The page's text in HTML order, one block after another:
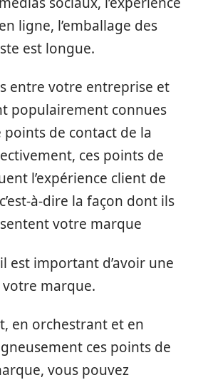
ligne, l’emballage des
est longue.
entre votre entreprise et
populairement connues
points de contact de la
ces points de
l’expérience client de
à-dire la façon dont ils
votre marque
est important d’avoir une
marque.
en orchestrant et en
ces points de
vous pouvez